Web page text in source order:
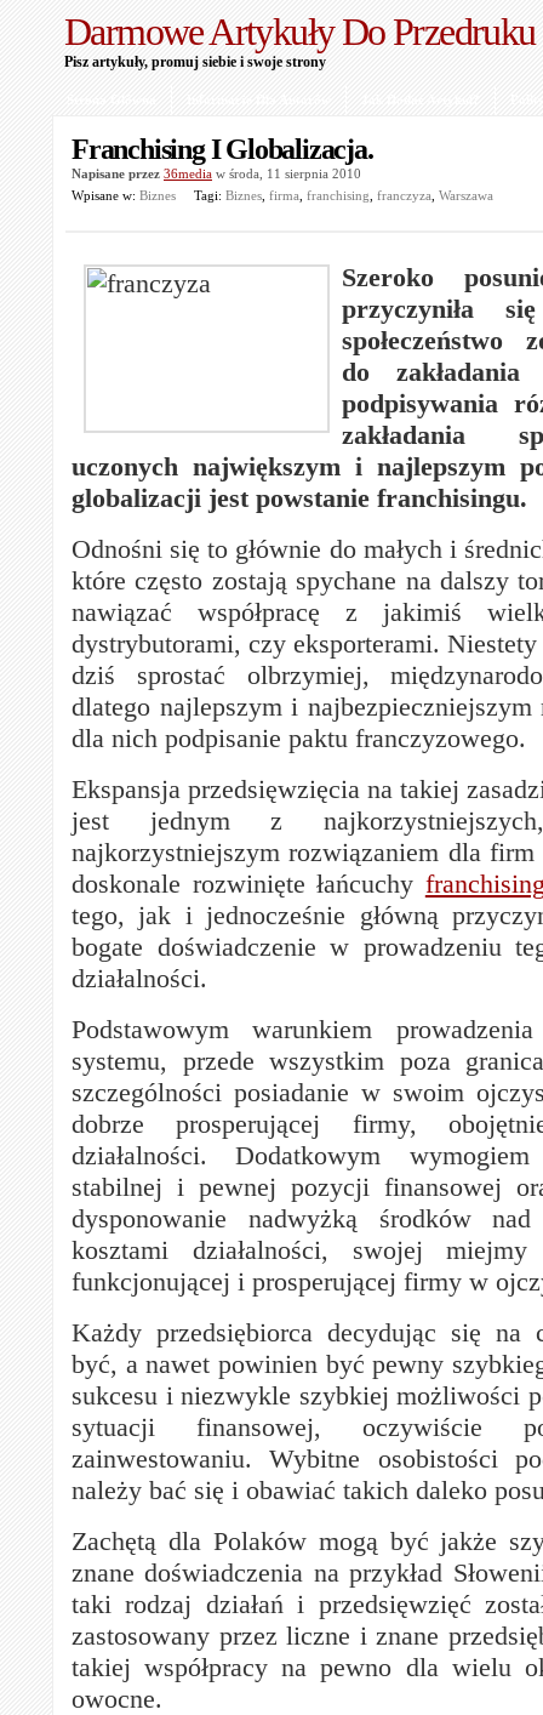
Darmowe Artykuły Do Przedruku
Pisz artykuły, promuj siebie i swoje strony
Franchising I Globalizacja.
Napisane przez 36media w środa, 11 sierpnia 2010
Wpisane w: Biznes Tagi: Biznes firma franchising franczyza Warszawa
Szeroko
przyczyniła
społeczeństwo
do
podpisywania
zakładania
uczonych największym i najlepszym
globalizacji jest powstanie franchisingu.
Odnośni się to głównie do małych i
które często zostają spychane na dalszy
nawiązać współpracę z jakimiś
dystrybutorami, czy eksporterami. Niestety
dziś sprostać olbrzymiej,
dlatego najlepszym i
dla nich podpisanie paktu franczyzowego.
Ekspansja przedsięwzięcia na takiej
jest jednym z
najkorzystniejszym rozwiązaniem dla firm
doskonale rozwinięte łańcuchy
tego, jak i jednocześnie główną
bogate doświadczenie w prowadzeniu
działalności.
Podstawowym warunkiem
systemu, przede wszystkim poza
szczególności posiadanie w swoim
dobrze prosperującej firmy,
działalności. Dodatkowym
stabilnej i pewnej pozycji finansowej
dysponowanie nadwyżką środków nad
kosztami działalności, swojej miejmy
funkcjonującej i prosperującej firmy w
Każdy przedsiębiorca decydując się na
być, a nawet powinien być pewny
sukcesu i niezwykle szybkiej możliwości
sytuacji finansowej, oczywiście
zainwestowaniu. Wybitne osobistości
należy bać się i obawiać takich daleko
Zachętą dla Polaków mogą być jakże
znane doświadczenia na przykład
taki rodzaj działań i przedsięwzięć
zastosowany przez liczne i znane
takiej współpracy na pewno dla wielu
owocne.